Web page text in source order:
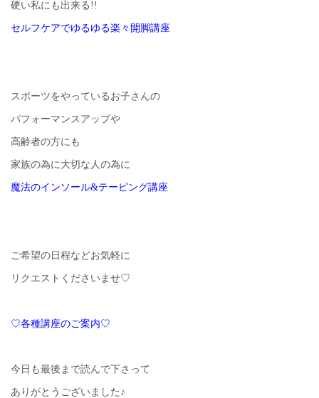
硬い私にも出来る!!
セルフケアでゆるゆる楽々開脚講座
スポーツをやっているお子さんの
パフォーマンスアップや
高齢者の方にも
家族の為に大切な人の為に
魔法のインソール&テーピング講座
ご希望の日程などお気軽に
リクエストくださいませ♡
♡各種講座のご案内♡
今日も最後まで読んで下さって
ありがとうございました♪